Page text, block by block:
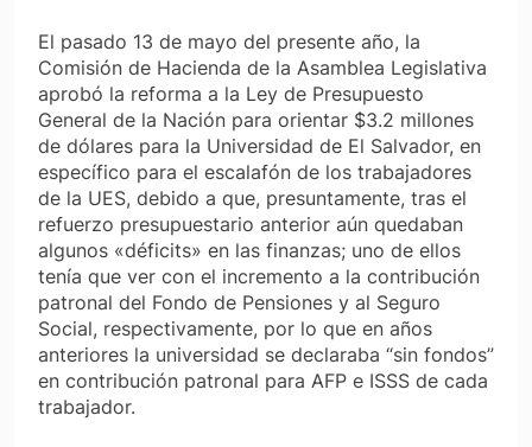
El pasado 13 de mayo del presente año, la
Comisión de Hacienda de la Asamblea Legislativa
aprobó la reforma a la Ley de Presupuesto
General de la Nación para orientar $3.2 millones
de dólares para la Universidad de El Salvador, en
específico para el escalafón de los trabajadores
de la UES, debido a que, presuntamente, tras el
refuerzo presupuestario anterior aún quedaban
algunos «déficits» en las finanzas; uno de ellos
tenía que ver con el incremento a la contribución
patronal del Fondo de Pensiones y al Seguro
Social, respectivamente, por lo que en años
anteriores la universidad se declaraba “sin fondos”
en contribución patronal para AFP e ISSS de cada
trabajador.